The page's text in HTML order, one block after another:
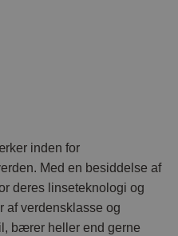
inden for
Med en besiddelse af
deres linseteknologi og
af verdensklasse og
bærer heller end gerne